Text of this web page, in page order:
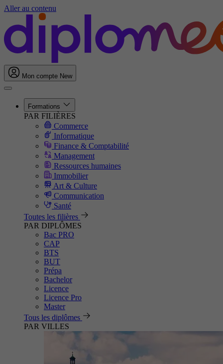
Aller au contenu
Mon compte New
Formations
PAR FILIÈRES
Commerce
Informatique
Finance & Comptabilité
Management
Ressources humaines
Immobilier
Art & Culture
Communication
Santé
Toutes les filières
PAR DIPLÔMES
Bac PRO
CAP
BTS
BUT
Prépa
Bachelor
Licence
Licence Pro
Master
Tous les diplômes
PAR VILLES